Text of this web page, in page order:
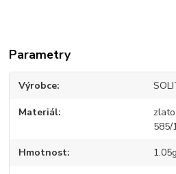
Parametry
Výrobce
Materiál
585/
Hmotnost 1.05g